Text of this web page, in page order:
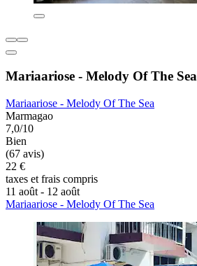
Mariaariose - Melody Of The Sea
Mariaariose - Melody Of The Sea
Marmagao
7,0/10
Bien
(67 avis)
22 €
taxes et frais compris
11 août - 12 août
Mariaariose - Melody Of The Sea